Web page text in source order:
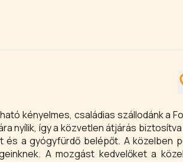
kényelmes, családias szállodánk a
nyílik, így a közvetlen átjárás biztosítva
és a gyógyfürdő belépőt. A közelben
A mozgást kedvelőket a